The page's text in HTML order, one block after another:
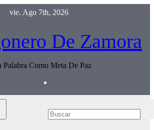
vie. Ago 7th, 2026
De Zamora
Palabra Como Meta De Paz